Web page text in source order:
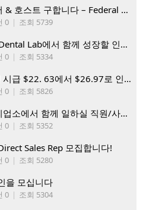
Korean BBQ 레스토랑 서버 & 호스트 구합니다 – Federal Way & Tacoma $45-$60/hr (server), $21-23/hr (Host)
0 | 조회 5739
(Renton 이전) Motoyoshi Dental Lab에서 함께 성장할 인재를 모십니다.
0 | 조회 5334
대한부인회 2026년 간병인 시급 $22. 63에서 $26.97로 인상. 지금 간병인들을 모집합니다
0 | 조회 5826
KENT에 위치한 자동차 수리업소에서 함께 일하실 직원/사무직원 구합니다.
0 | 조회 5352
Sales Rep 모집합니다!
0 | 조회 5280
을 모십니다
0 | 조회 5304